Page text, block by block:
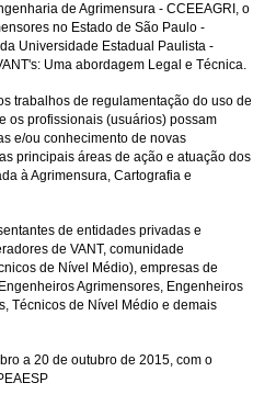
de Agrimensura - CCEEAGRI, o
no Estado de São Paulo -
Universidade Estadual Paulista -
Uma abordagem Legal e Técnica.
trabalhos de regulamentação do uso de
os profissionais (usuários) possam
e/ou conhecimento de novas
principais áreas de ação e atuação dos
à Agrimensura, Cartografia e
de entidades privadas e
de VANT, comunidade
de Nível Médio), empresas de
Agrimensores, Engenheiros
Técnicos de Nível Médio e demais
a 20 de outubro de 2015, com o